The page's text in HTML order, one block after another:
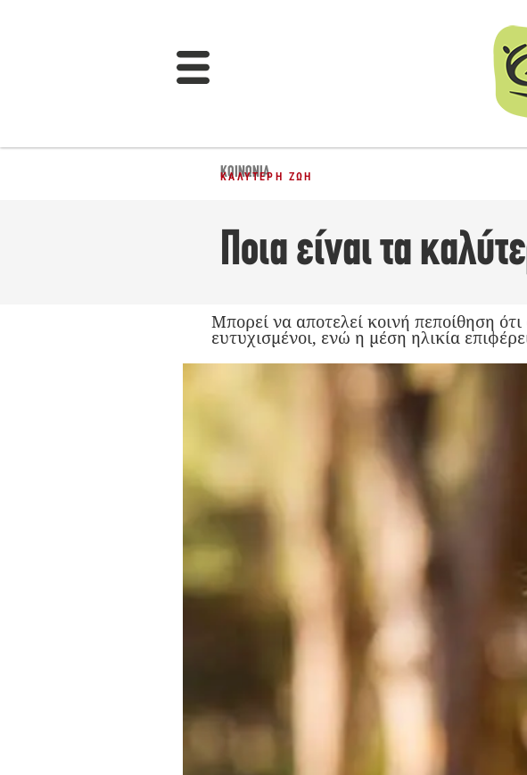
ΚΟΙΝΩΝΊΑ
ΚΑΛΎΤΕΡΗ ΖΩΉ
Ποια είναι τα
Μπορεί να αποτελεί κοινή πεποίθηση
ευτυχισμένοι, ενώ η μέση ηλικία